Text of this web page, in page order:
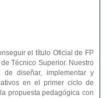
el título Oficial de FP
Técnico Superior. Nuestro
diseñar, implementar y
en el primer ciclo de
propuesta pedagógica con